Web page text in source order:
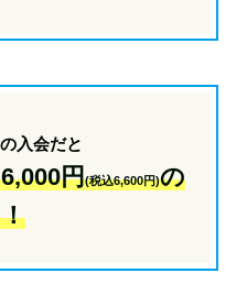
入会だと
円(税込6,600円)の